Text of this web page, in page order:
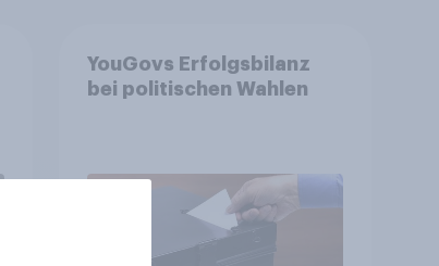
YouGovs Erfolgsbilanz
bei politischen Wahlen